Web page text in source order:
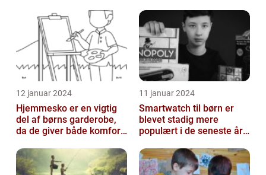
12 januar 2024
Hjemmesko er en vigtig
del af børns garderobe,
da de giver både komfort
børnenes ...
11 januar 2024
Smartwatch til børn er
blevet stadig mere
populært i de seneste år,
mulighed f...